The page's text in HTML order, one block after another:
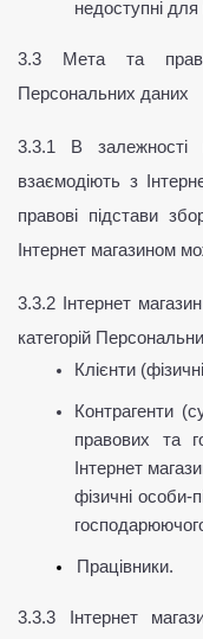
недоступні
3.3 Мета та
Персональних даних
3.3.1 В залежності
взаємодіють з
правові підстави
Інтернет магазином
3.3.2 Інтернет
категорій
Клієнти
Контрагенти
правових та
Інтернет
фізичні особи-
Працівники.
3.3.3 Інтернет